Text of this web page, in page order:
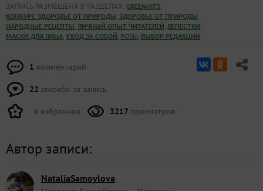
ЗАПИСЬ РАЗМЕЩЕНА В РАЗДЕЛАХ: GREENHITS,
КОНКУРС ЗДОРОВЬЕ ОТ ПРИРОДЫ, ЗДОРОВЬЕ ОТ ПРИРОДЫ,
НАРОДНЫЕ РЕЦЕПТЫ, ЛИЧНЫЙ ОПЫТ ЧИТАТЕЛЕЙ, ЛЕПЕСТКИ,
МАСКИ ДЛЯ ЛИЦА, УХОД ЗА СОБОЙ, РОЗЫ, ВЫБОР РЕДАКЦИИ
1 комментарий
22 спасибо за запись
в избранное 3217 просмотров
Автор записи:
NataliaSamoylova